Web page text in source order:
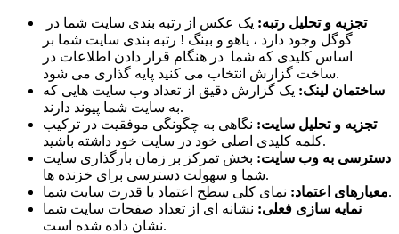
تجزیه و تحلیل رتبه: یک عکس از رتبه بندی سایت شما در
گوگل وجود دارد ، یاهو و بینگ ! رتبه بندی سایت شما بر
اساس کلیدی که شما در هنگام قرار دادن اطلاعات در
ساخت گزارش انتخاب می کنید پایه گذاری می شود.
ساختمان لینک: یک گزارش دقیق از تعداد وب سایت هایی که
به سایت شما پیوند دارند.
تجزیه و تحلیل سایت: نگاهی به چگونگی موفقیت در ترکیب
کلمه کلیدی اصلی خود در سایت خود داشته باشید.
دسترسی به وب سایت: بخش تمرکز بر زمان بارگذاری سایت
شما و سهولت دسترسی برای خزنده ها.
معیارهای اعتماد:نمای کلی سطح اعتماد یا قدرت سایت شما.
نمایه سازی فعلی: نشانه ای از تعداد صفحات سایت شما
نشان داده شده است.